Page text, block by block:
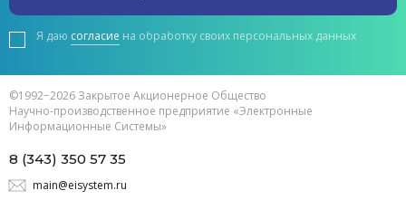
Я даю согласие на обработку своих персональных данных
©1992−2026 Закрытое Акционерное Общество
Научно-производственное предприятие «Электронные
Информационные Системы»
main@eisystem.ru
8 (343) 350 57 35